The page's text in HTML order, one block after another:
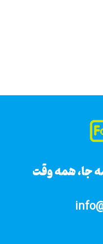
جا، همه وقت